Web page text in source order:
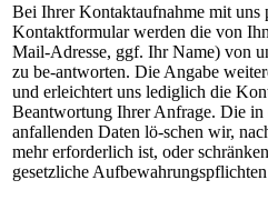
Bei Ihrer Kontaktaufnahme mit uns
Kontaktformular werden die von
Mail-Adresse, ggf. Ihr Name) von
zu be-antworten. Die Angabe
und erleichtert uns lediglich die
Beantwortung Ihrer Anfrage. Die in
anfallenden Daten lö-schen wir,
mehr erforderlich ist, oder
gesetzliche Aufbewahrungspflichten